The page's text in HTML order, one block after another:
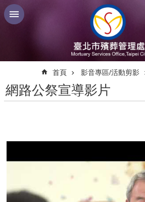
跳到主要內容區塊
首頁 影音專區/活動剪影
網路公祭宣導影片